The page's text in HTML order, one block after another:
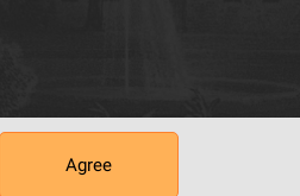
Agree